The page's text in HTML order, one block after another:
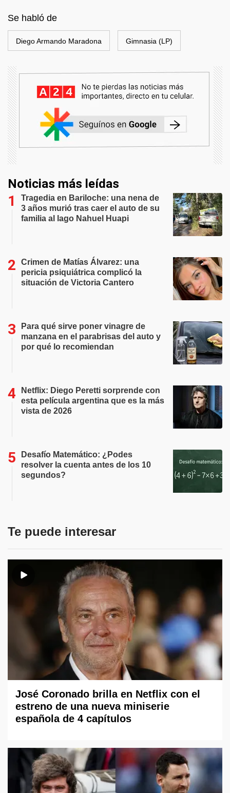
Se habló de
Diego Armando Maradona Gimnasia (LP)
Noticias más leídas
Tragedia en Bariloche: una nena de
3 años murió tras caer el auto de su
familia al lago Nahuel Huapi
Crimen de Matías Álvarez: una
pericia psiquiátrica complicó la
situación de Victoria Cantero
Para qué sirve poner vinagre de
manzana en el parabrisas del auto y
por qué lo recomiendan
Netflix: Diego Peretti sorprende con
esta película argentina que es la más
vista de 2026
Desafío Matemático: ¿Podes
resolver la cuenta antes de los 10
segundos?
Te puede interesar
José Coronado brilla en Netflix con el
estreno de una nueva miniserie
española de 4 capítulos